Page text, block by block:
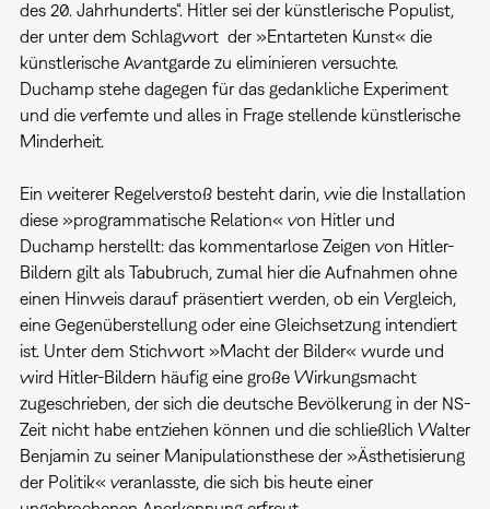
des 20. Jahrhunderts“. Hitler sei der künstlerische Populist,
der unter dem Schlagwort der »Entarteten Kunst« die
künstlerische Avantgarde zu eliminieren versuchte.
Duchamp stehe dagegen für das gedankliche Experiment
und die verfemte und alles in Frage stellende künstlerische
Minderheit.
Ein weiterer Regelverstoß besteht darin, wie die Installation
diese »programmatische Relation« von Hitler und
Duchamp herstellt: das kommentarlose Zeigen von Hitler-
Bildern gilt als Tabubruch, zumal hier die Aufnahmen ohne
einen Hinweis darauf präsentiert werden, ob ein Vergleich,
eine Gegenüberstellung oder eine Gleichsetzung intendiert
ist. Unter dem Stichwort »Macht der Bilder« wurde und
wird Hitler-Bildern häufig eine große Wirkungsmacht
zugeschrieben, der sich die deutsche Bevölkerung in der NS-
Zeit nicht habe entziehen können und die schließlich Walter
Benjamin zu seiner Manipulationsthese der »Ästhetisierung
der Politik« veranlasste, die sich bis heute einer